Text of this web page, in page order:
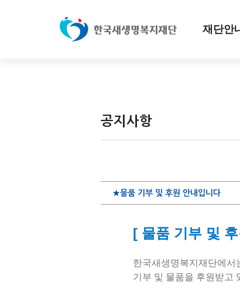
재단안
공지사항
★물품 기부 및 후원 안내입니다
[ 물품 기부 및
한국새생명복지재단에서
기부 및 물품을 후원받고